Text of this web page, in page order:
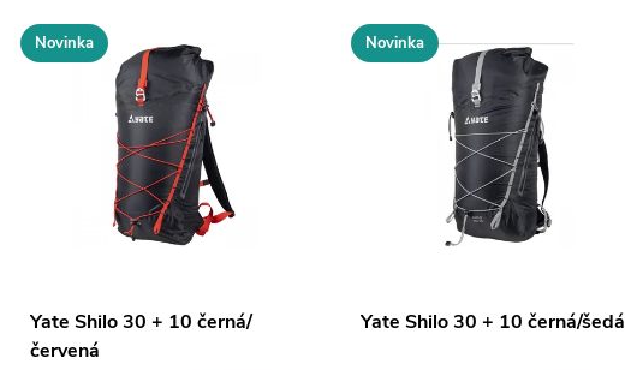
e
VNovinka
Yate Shilo 30 + 10 černá/
červená
Novinka
Yate Shilo 30 + 10 černá/šedá